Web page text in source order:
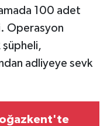
100 adet
Operasyon
şüpheli,
adliyeye sevk